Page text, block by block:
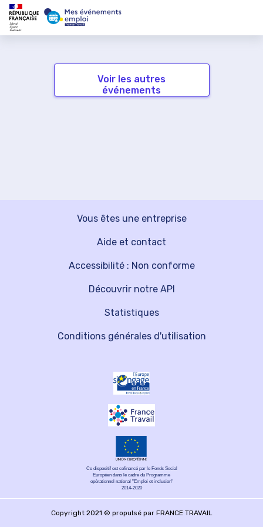
Voir les autres
événements
Vous êtes une entreprise
Découvrir notre API
Aide et contact
Statistiques
Accessibilité : Non conforme
Conditions générales d'utilisation
Ce dispositif est cofinancé par le Fonds Social
Européen dans le cadre du Programme
opérationnel national "Emploi et inclusion"
2014-2020
Copyright 2021 © propulsé par FRANCE TRAVAIL